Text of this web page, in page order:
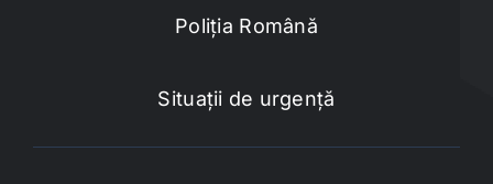
Poliția Română
Situații de urgență